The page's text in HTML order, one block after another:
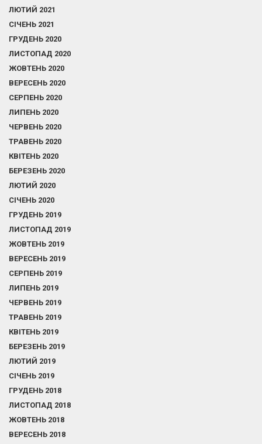
ЛЮТИЙ 2021
СІЧЕНЬ 2021
ГРУДЕНЬ 2020
ЛИСТОПАД 2020
ЖОВТЕНЬ 2020
ВЕРЕСЕНЬ 2020
СЕРПЕНЬ 2020
ЛИПЕНЬ 2020
ЧЕРВЕНЬ 2020
ТРАВЕНЬ 2020
КВІТЕНЬ 2020
БЕРЕЗЕНЬ 2020
ЛЮТИЙ 2020
СІЧЕНЬ 2020
ГРУДЕНЬ 2019
ЛИСТОПАД 2019
ЖОВТЕНЬ 2019
ВЕРЕСЕНЬ 2019
СЕРПЕНЬ 2019
ЛИПЕНЬ 2019
ЧЕРВЕНЬ 2019
ТРАВЕНЬ 2019
КВІТЕНЬ 2019
БЕРЕЗЕНЬ 2019
ЛЮТИЙ 2019
СІЧЕНЬ 2019
ГРУДЕНЬ 2018
ЛИСТОПАД 2018
ЖОВТЕНЬ 2018
ВЕРЕСЕНЬ 2018